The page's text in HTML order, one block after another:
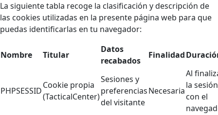
La siguiente tabla recoge la clasificación y descripción de
las cookies utilizadas en la presente página web para que
puedas identificarlas en tu navegador:
Nombre Titular
Datos
recabados
Finalidad
PHPSESSID
Cookie propia
(TacticalCenter)
Sesiones y
preferencias
del visitante
Necesaria
Al
la sesión
con el